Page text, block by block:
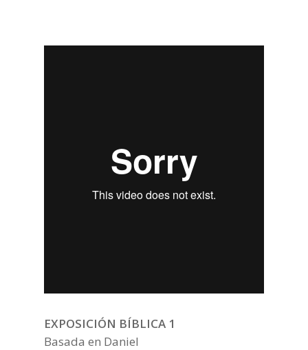
EXPOSICIÓN BÍBLICA 1
Basada en Daniel